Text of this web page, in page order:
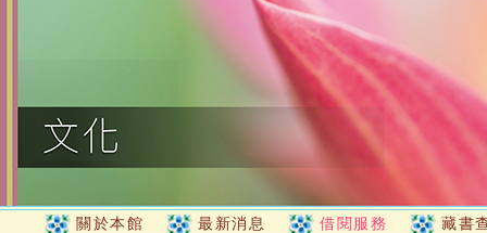
關於本館 最新消息 借閱服務 藏書